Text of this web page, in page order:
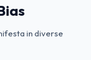
in diverse